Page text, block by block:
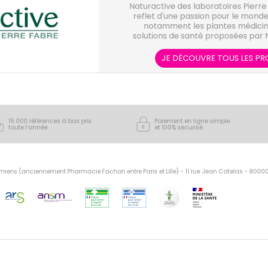
Naturactive des laboratoires
reflet d'une passion pour le
notamment les plantes
solutions de santé proposées par
JE DÉCOUVRE TOUS LES
15 000 références à bas prix
toute l’année
Paiement en ligne simple
et 100% sécurisé
(anciennement Pharmacie Fachon entre Paris et Lille) - 11 rue Jean Catelas -